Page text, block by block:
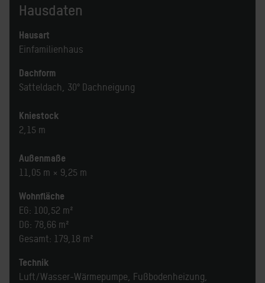
Hausdaten
Hausart
Einfamilienhaus
Dachform
Satteldach, 30° Dachneigung
Kniestock
2,15 m
Außenmaße
11,05 m × 9,25 m
Wohnfläche
EG: 100,52 m²
DG: 78,66 m²
Gesamt: 179,18 m²
Technik
Luft/Wasser-Wärmepumpe, Fußbodenheizung,